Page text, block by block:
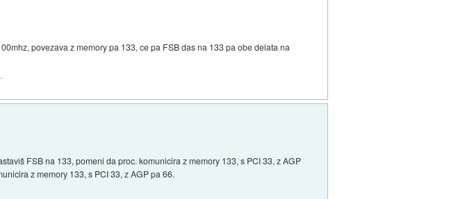
povezava z memory pa 133, ce pa FSB das na 133 pa obe delata na
FSB na 133, pomeni da proc. komunicira z memory 133, s PCI 33, z AGP
z memory 133, s PCI 33, z AGP pa 66.